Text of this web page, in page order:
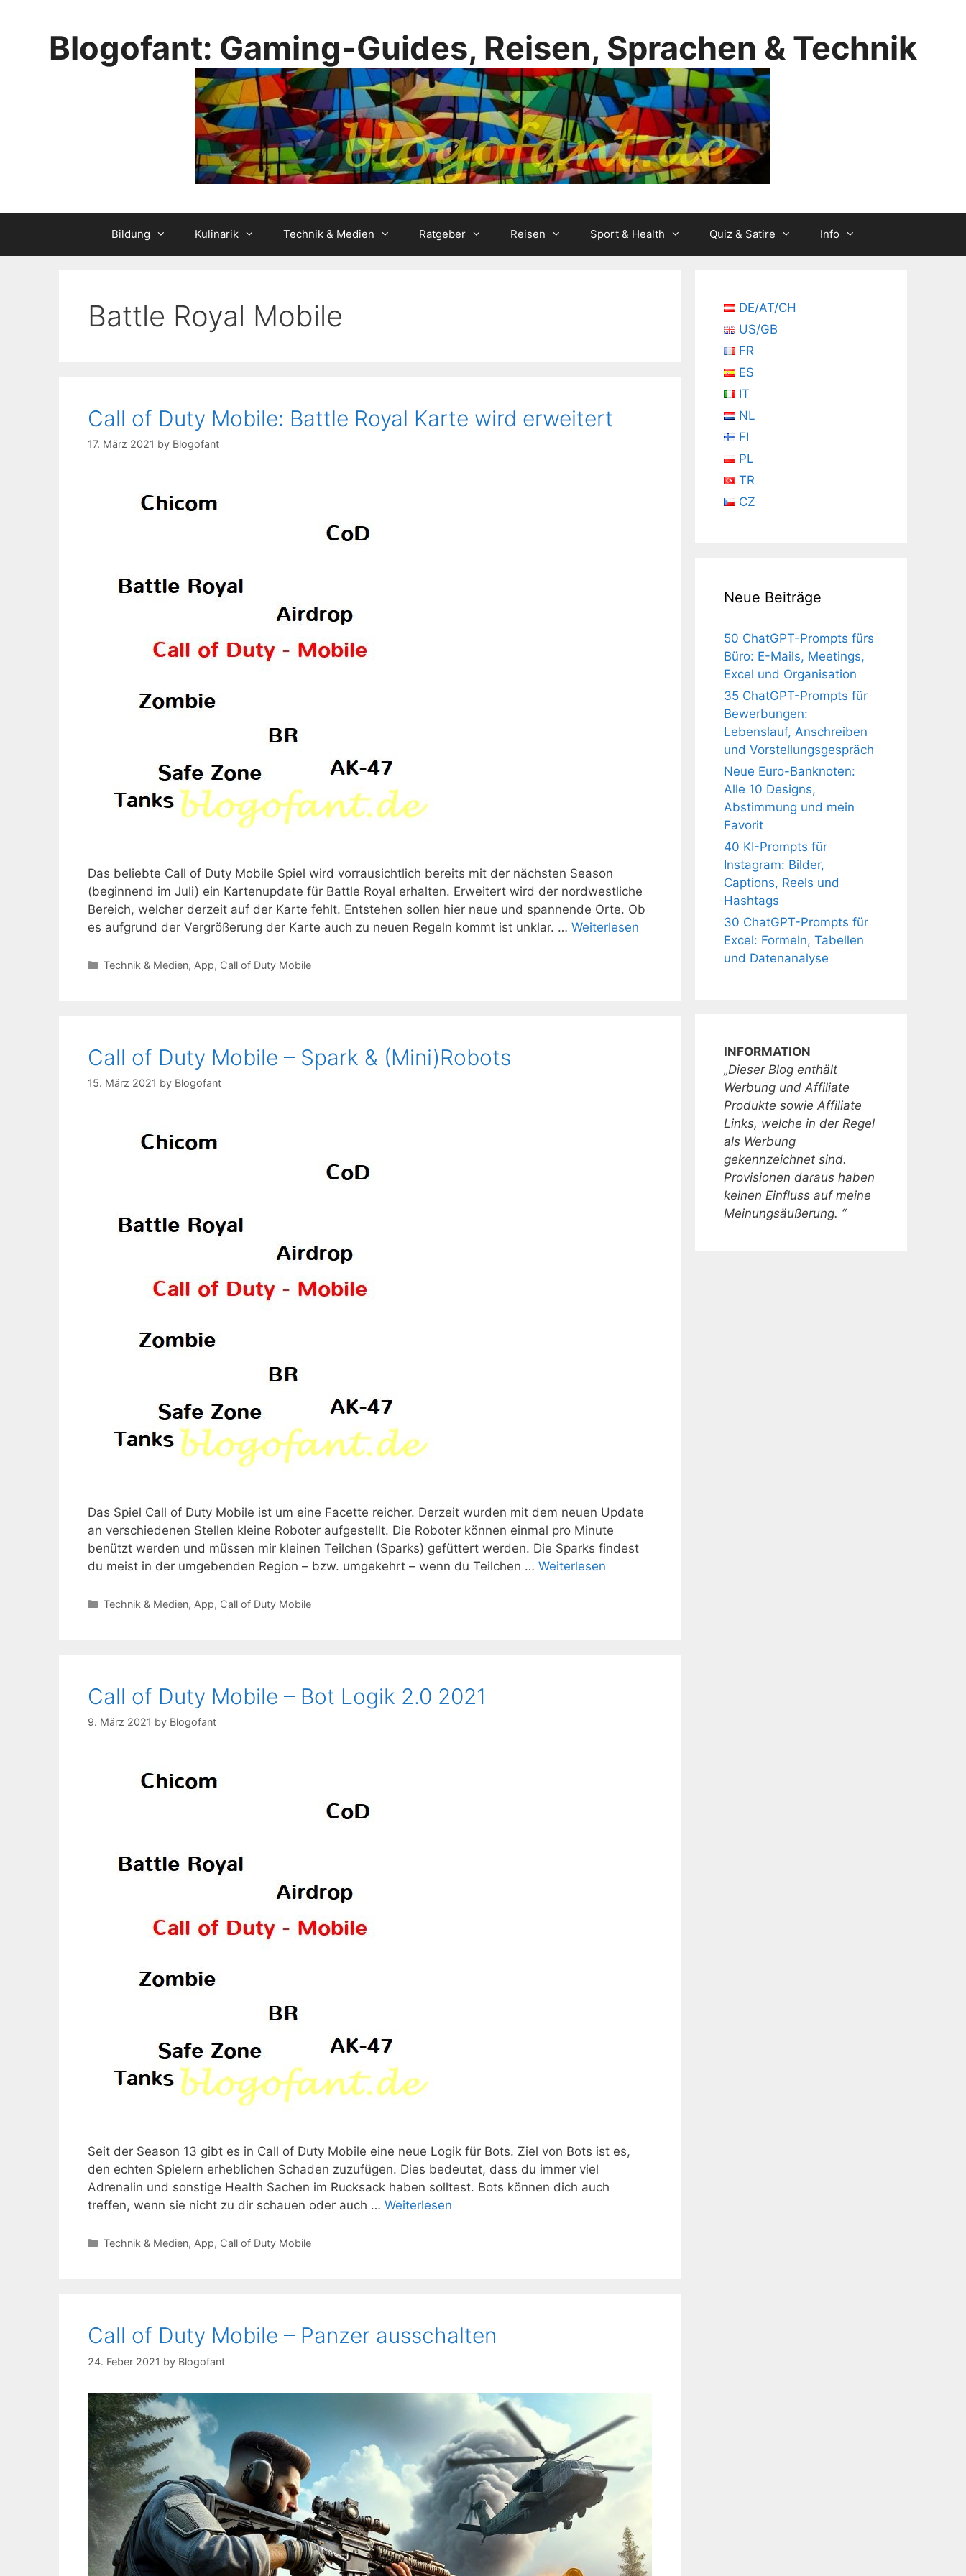
Blogofant: Gaming-Guides, Reisen, Sprachen & Technik
Bildung Kulinarik Technik & Medien Ratgeber Reisen Sport & Health Quiz & Satire Info
Battle Royal Mobile
Call of Duty Mobile: Battle Royal Karte wird erweitert
17. März 2021 by Blogofant
Das beliebte Call of Duty Mobile Spiel wird vorrausichtlich bereits mit der nächsten Season
(beginnend im Juli) ein Kartenupdate für Battle Royal erhalten. Erweitert wird der nordwestliche
Bereich, welcher derzeit auf der Karte fehlt. Entstehen sollen hier neue und spannende Orte. Ob
es aufgrund der Vergrößerung der Karte auch zu neuen Regeln kommt ist unklar. … Weiterlesen
Kategorien
Technik & Medien, App, Call of Duty Mobile
Call of Duty Mobile – Spark & (Mini)Robots
15. März 2021 by Blogofant
Das Spiel Call of Duty Mobile ist um eine Facette reicher. Derzeit wurden mit dem neuen Update
an verschiedenen Stellen kleine Roboter aufgestellt. Die Roboter können einmal pro Minute
benützt werden und müssen mir kleinen Teilchen (Sparks) gefüttert werden. Die Sparks findest
du meist in der umgebenden Region – bzw. umgekehrt – wenn du Teilchen … Weiterlesen
Kategorien
Technik & Medien, App, Call of Duty Mobile
Call of Duty Mobile – Bot Logik 2.0 2021
9. März 2021 by Blogofant
Seit der Season 13 gibt es in Call of Duty Mobile eine neue Logik für Bots. Ziel von Bots ist es,
den echten Spielern erheblichen Schaden zuzufügen. Dies bedeutet, dass du immer viel
Adrenalin und sonstige Health Sachen im Rucksack haben solltest. Bots können dich auch
treffen, wenn sie nicht zu dir schauen oder auch … Weiterlesen
Kategorien
Technik & Medien, App, Call of Duty Mobile
Call of Duty Mobile – Panzer ausschalten
24. Feber 2021 by Blogofant
DE/AT/CH
US/GB
FR
ES
IT
NL
FI
PL
TR
CZ
Neue Beiträge
50 ChatGPT-Prompts fürs
Büro: E-Mails, Meetings,
Excel und Organisation
35 ChatGPT-Prompts für
Bewerbungen:
Lebenslauf, Anschreiben
und Vorstellungsgespräch
Neue Euro-Banknoten:
Alle 10 Designs,
Abstimmung und mein
Favorit
40 KI-Prompts für
Instagram: Bilder,
Captions, Reels und
Hashtags
30 ChatGPT-Prompts für
Excel: Formeln, Tabellen
und Datenanalyse
INFORMATION
„Dieser Blog enthält
Werbung und Affiliate
Produkte sowie Affiliate
Links, welche in der Regel
als Werbung
gekennzeichnet sind.
Provisionen daraus haben
keinen Einfluss auf meine
Meinungsäußerung. “